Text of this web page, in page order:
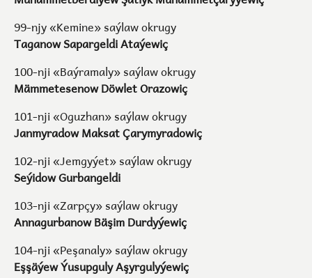
99-njy «Kemine» saýlaw okrugy
Taganow Sapargeldi Ataýewiç
100-nji «Baýramaly» saýlaw okrugy
Mämmetesenow Döwlet Orazowiç
101-nji «Oguzhan» saýlaw okrugy
Janmyradow Maksat Çarymyradowiç
102-nji «Jemgyýet» saýlaw okrugy
Seýidow Gurbangeldi
103-nji «Zarpçy» saýlaw okrugy
Annagurbanow Bäşim Durdyýewiç
104-nji «Peşanaly» saýlaw okrugy
Eşşäýew Ýusupguly Aşyrgulyýewiç